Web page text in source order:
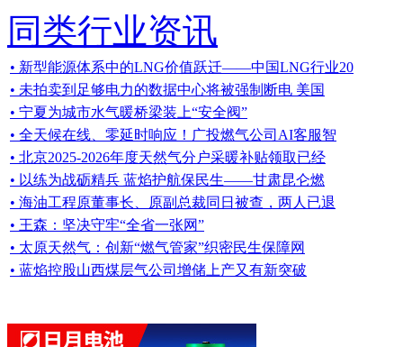
同类行业资讯
• 新型能源体系中的LNG价值跃迁——中国LNG行业20
• 未拍卖到足够电力的数据中心将被强制断电 美国
• 宁夏为城市水气暖桥梁装上“安全阀”
• 全天候在线、零延时响应！广投燃气公司AI客服智
• 北京2025-2026年度天然气分户采暖补贴领取已经
• 以练为战砺精兵 蓝焰护航保民生——甘肃昆仑燃
• 海油工程原董事长、原副总裁同日被查，两人已退
• 王森：坚决守牢“全省一张网”
• 太原天然气：创新“燃气管家”织密民生保障网
• 蓝焰控股山西煤层气公司增储上产又有新突破